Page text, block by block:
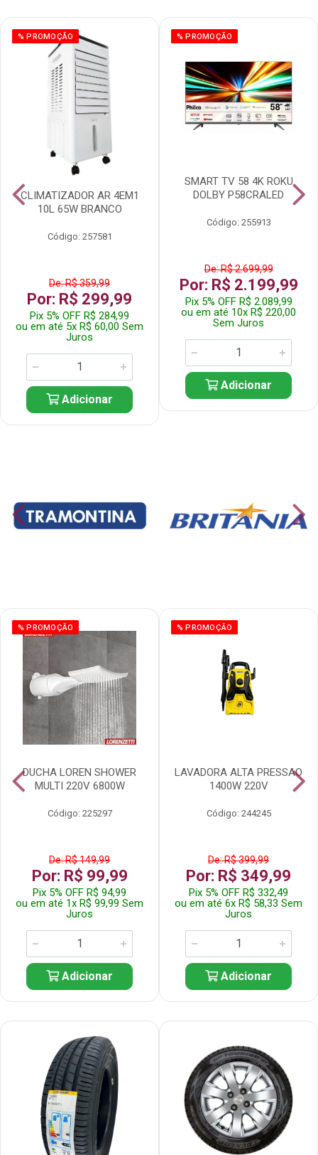
% PROMOÇÃO
CLIMATIZADOR AR 4EM1
10L 65W BRANCO
Código: 257581
De: R$ 359,99
Por: R$ 299,99
Pix 5% OFF R$ 284,99
ou em até 5x R$ 60,00 Sem
Juros
Adicionar
% PROMOÇÃO
SMART TV 58 4K ROKU
DOLBY P58CRALED
Código: 255913
De: R$ 2.699,99
Por: R$ 2.199,99
Pix 5% OFF R$ 2.089,99
ou em até 10x R$ 220,00
Sem Juros
Adicionar
% PROMOÇÃO
DUCHA LOREN SHOWER
MULTI 220V 6800W
Código: 225297
De: R$ 149,99
Por: R$ 99,99
Pix 5% OFF R$ 94,99
ou em até 1x R$ 99,99 Sem
Juros
Adicionar
% PROMOÇÃO
LAVADORA ALTA PRESSAO
1400W 220V
Código: 244245
De: R$ 399,99
Por: R$ 349,99
Pix 5% OFF R$ 332,49
ou em até 6x R$ 58,33 Sem
Juros
Adicionar